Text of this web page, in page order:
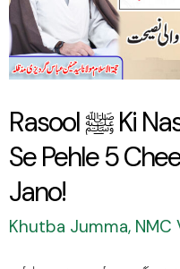
Rasool ﷺ Ki Naseehat: 5 Cheezon
Se Pehle 5
Jano!
Khutba Jumma, NMC
Cheezon
Se
5
Cheezon
Ko